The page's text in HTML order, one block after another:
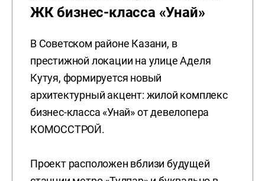
ЖК бизнес-класса «Унай»
В Советском районе Казани, в
престижной локации на улице Аделя
Кутуя, формируется новый
архитектурный акцент: жилой комплекс
бизнес-класса «Унай» от девелопера
КОМОССТРОЙ.
Проект расположен вблизи будущей